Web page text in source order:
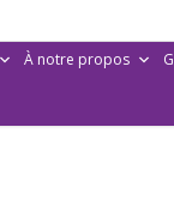
À notre propos